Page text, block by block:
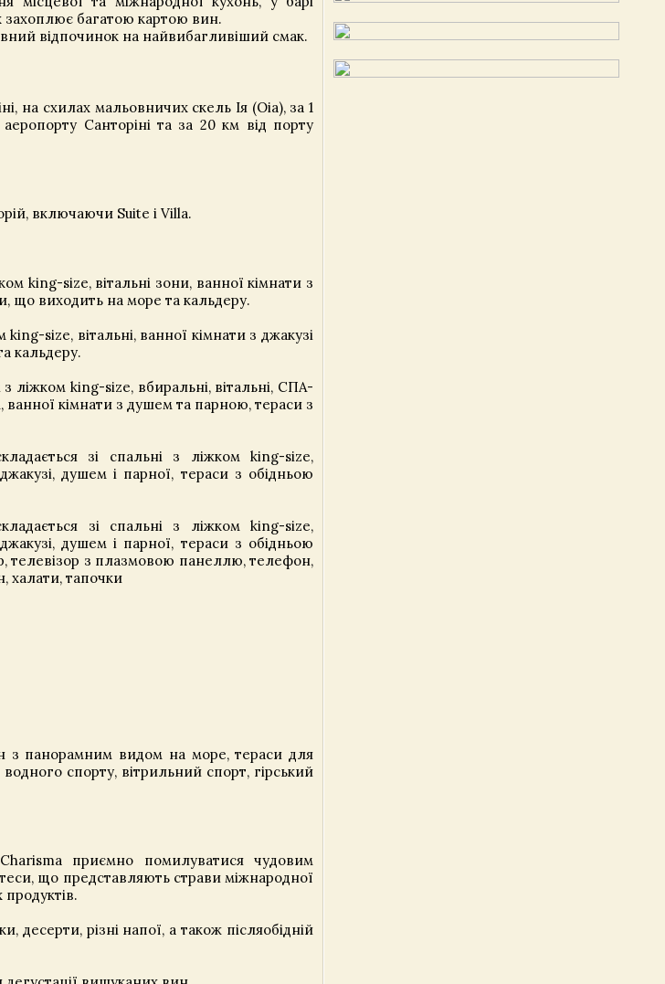
захоплює багатою картою вин.
відпочинок на найвибагливіший смак.
на схилах мальовничих скель Ія (Oia), за 1
Санторіні та за 20 км від порту
включаючи Suite і Villa.
king-size, вітальні зони, ванної кімнати з
що виходить на море та кальдеру.
size, вітальні, ванної кімнати з джакузі
кальдеру.
з ліжком king-size, вбиральні, вітальні, СПА-
кімнати з душем та парною, тераси з
зі спальні з ліжком king-size,
душем і парної, тераси з обідньою
зі спальні з ліжком king-size,
душем і парної, тераси з обідньою
телевізор з плазмовою панеллю, телефон,
халати, тапочки
з панорамним видом на море, тераси для
спорту, вітрильний спорт, гірський
приємно помилуватися чудовим
що представляють страви міжнародної
продуктів.
десерти, різні напої, а також післяобідній